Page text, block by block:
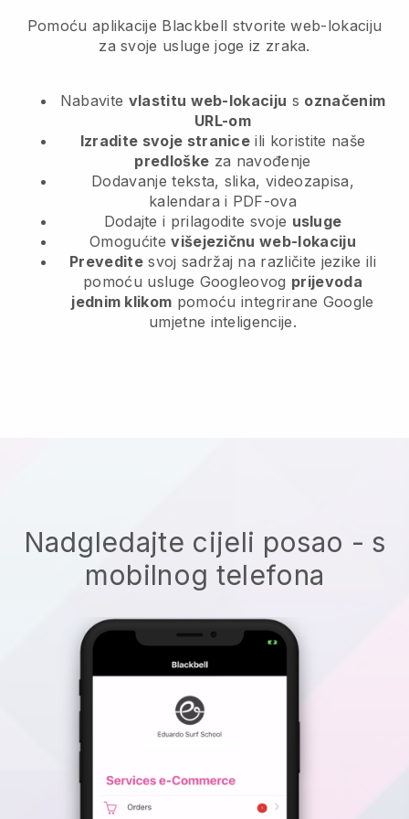
Pomoću aplikacije Blackbell stvorite web-lokaciju
za svoje usluge joge iz zraka.
Nabavite vlastitu web-lokaciju s označenim
URL-om
Izradite svoje stranice ili koristite naše
predloške za navođenje
Dodavanje teksta, slika, videozapisa,
kalendara i PDF-ova
Dodajte i prilagodite svoje usluge
Omogućitevišejezičnu web-lokaciju
Prevedite svoj sadržaj na različite jezike ili
pomoću usluge Googleovog prijevoda
jednim klikom pomoću integrirane Google
umjetne inteligencije.
Nadgledajte cijeli posao - s
mobilnog telefona